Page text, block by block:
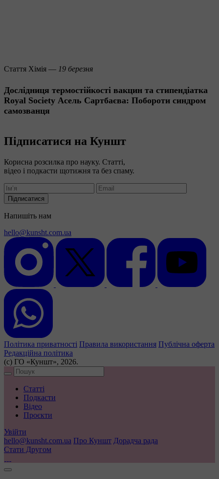
Стаття Хімія — 19 березня
Дослідниця термостійкості вакцин та стипендіатка
Royal Society Асель Сартбаєва: Побороти синдром
самозванця
Підписатися на Куншт
Корисна розсилка про науку. Статті,
відео і подкасти щотижня та без спаму.
Підписатися
Напишіть нам
hello@kunsht.com.ua
Політика приватності Правила використання Публічна оферта
Редакційна політика
(с) ГО «Куншт», 2026.
Статті
Подкасти
Відео
Проєкти
Увійти
hello@kunsht.com.ua Про Куншт Дорадча рада
Стати Другом